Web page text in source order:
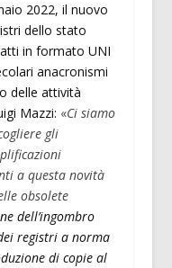
2022, il nuovo
dello stato
in formato UNI
anacronismi
delle attività
Mazzi: «Ci siamo
gli
a questa novità
obsolete
dell’ingombro
registri a norma
di copie al